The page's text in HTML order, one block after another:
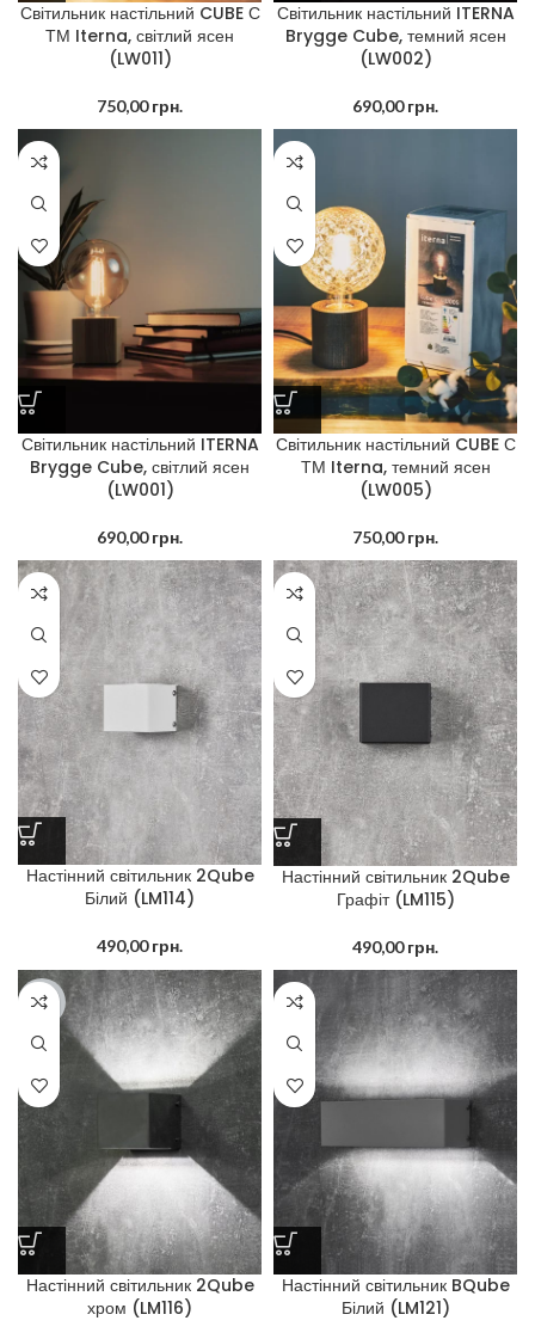
Світильник настільний CUBE С
ТМ Iterna, світлий ясен
(LW011)
750,00грн.
Світильник настільний ITERNA
Brygge Cube, темний ясен
(LW002)
690,00грн.
Світильник настільний ITERNA
Brygge Cube, світлий ясен
(LW001)
690,00грн.
Світильник настільний CUBE С
ТМ Iterna, темний ясен
(LW005)
750,00грн.
Настінний світильник 2Qube
Білий (LM114)
490,00грн.
Настінний світильник 2Qube
Графіт (LM115)
490,00грн.
-16%
Настінний світильник 2Qube
хром (LM116)
Настінний світильник BQube
Білий (LM121)